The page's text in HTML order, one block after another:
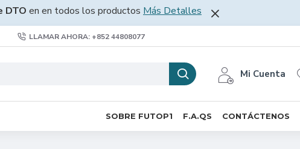
DTO en en todos los productos Más Detalles
LLAMAR AHORA: +852 44808077
Mi Cuenta
SOBRE FUTOP1 F.A.QS CONTÁCTENOS